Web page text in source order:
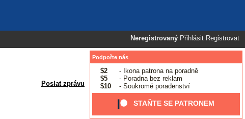
Neregistrovaný Přihlásit Registrovat
Poslat zprávu
Podpořte nás
$2
- Ikona patrona na poradně
$5
- Poradna bez reklam
$10
- Soukromé poradenství
STAŇTE SE PATRONEM